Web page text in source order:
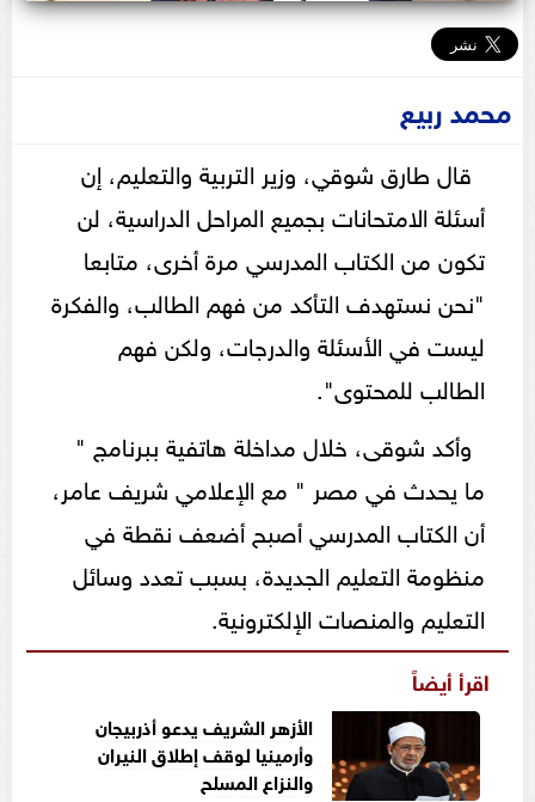
محمد ربيع
قال طارق شوقي، وزير التربية والتعليم، إن
أسئلة الامتحانات بجميع المراحل الدراسية، لن
تكون من الكتاب المدرسي مرة أخرى، متابعا
"نحن نستهدف التأكد من فهم الطالب، والفكرة
ليست في الأسئلة والدرجات، ولكن فهم
الطالب للمحتوى".
وأكد شوقى، خلال مداخلة هاتفية ببرنامج "
ما يحدث في مصر " مع الإعلامي شريف عامر،
أن الكتاب المدرسي أصبح أضعف نقطة في
منظومة التعليم الجديدة، بسبب تعدد وسائل
التعليم والمنصات الإلكترونية.
اقرأ أيضاً
الأزهر الشريف يدعو أذربيجان
وأرمينيا لوقف إطلاق النيران
والنزاع المسلح